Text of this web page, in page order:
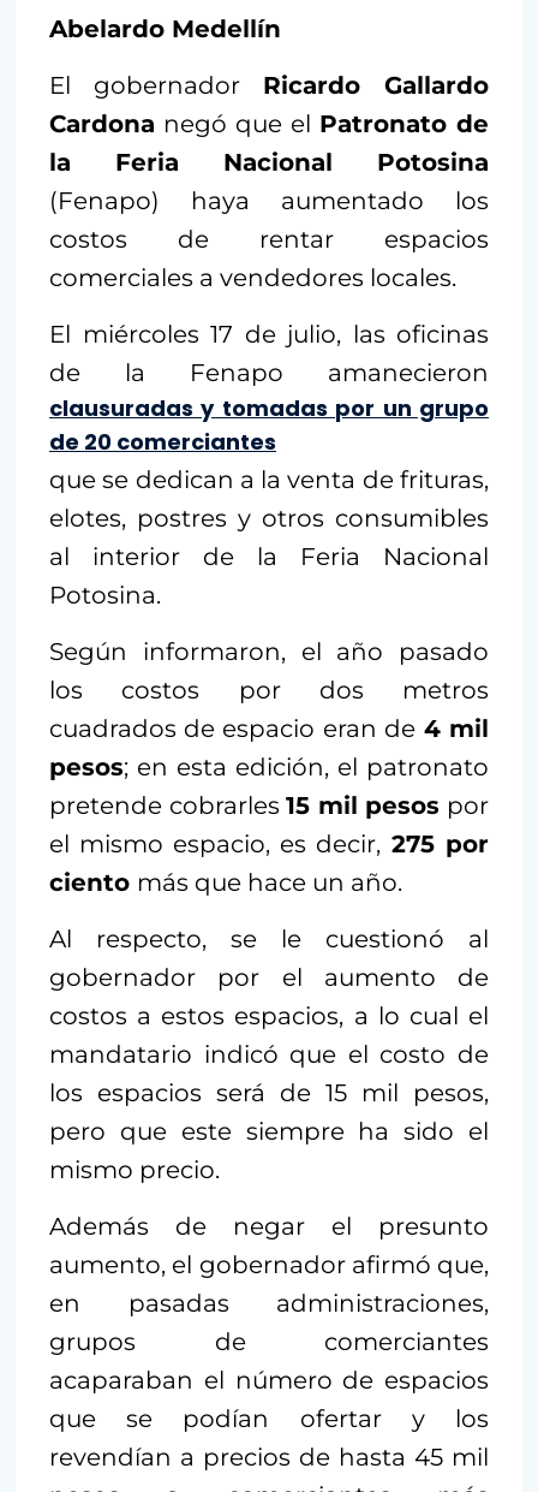
Abelardo Medellín
El gobernador Ricardo Gallardo
Cardona negó que el Patronato de
la Feria Nacional Potosina
(Fenapo) haya aumentado los
costos de rentar espacios
comerciales a vendedores locales.
El miércoles 17 de julio, las oficinas
de la Fenapo amanecieron
clausuradas y tomadas por un grupo
de 20 comerciantes
que se dedican a la venta de frituras,
elotes, postres y otros consumibles
al interior de la Feria Nacional
Potosina.
Según informaron, el año pasado
los costos por dos metros
cuadrados de espacio eran de4 mil
pesos; en esta edición, el patronato
pretende cobrarles15 mil pesos por
el mismo espacio, es decir, 275 por
ciento más que hace un año.
Al respecto, se le cuestionó al
gobernador por el aumento de
costos a estos espacios, a lo cual el
mandatario indicó que el costo de
los espacios será de 15 mil pesos,
pero que este siempre ha sido el
mismo precio.
Además de negar el presunto
aumento, el gobernador afirmó que,
en pasadas administraciones,
grupos de comerciantes
acaparaban el número de espacios
que se podían ofertar y los
revendían a precios de hasta 45 mil